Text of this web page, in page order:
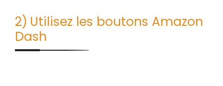
2) Utilisez les boutons Amazon
Dash